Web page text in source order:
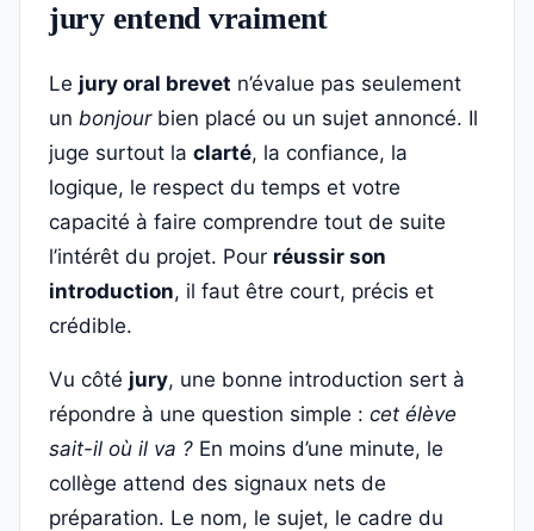
jury entend vraiment
Le jury oral brevet n’évalue pas seulement
un bonjourbien placé ou un sujet annoncé. Il
juge surtout la clarté, la confiance, la
logique, le respect du temps et votre
capacité à faire comprendre tout de suite
l’intérêt du projet. Pour réussir son
introduction, il faut être court, précis et
crédible.
Vu côté jury, une bonne introduction sert à
répondre à une question simple : cet élève
sait-il où il va ? En moins d’une minute, le
collège attend des signaux nets de
préparation. Le nom, le sujet, le cadre du